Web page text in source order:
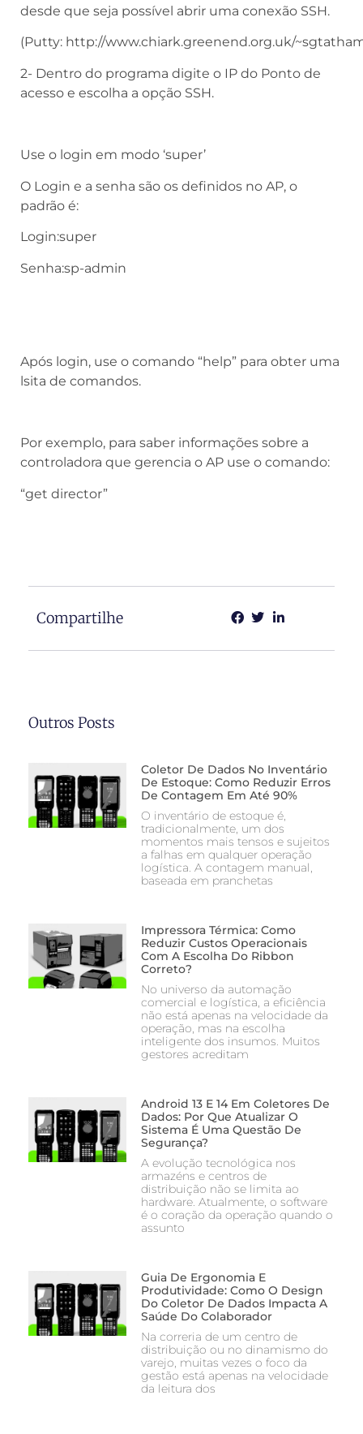
desde que seja possível abrir uma conexão SSH.
(Putty: http://www.chiark.greenend.org.uk/
2- Dentro do programa digite o IP do Ponto de
acesso e escolha a opção SSH.
Use o login em modo ‘super’
O Login e a senha são os definidos no AP, o
padrão é:
Login:super
Senha:sp-admin
Após login, use o comando “help” para obter uma
lsita de comandos.
Por exemplo, para saber informações sobre a
controladora que gerencia o AP use o comando:
“get director”
Compartilhe
Outros Posts
Coletor De Dados No Inventário
De Estoque: Como Reduzir Erros
De Contagem Em Até 90%
O inventário de estoque é,
tradicionalmente, um dos
momentos mais tensos e sujeitos
a falhas em qualquer operação
logística. A contagem manual,
baseada em pranchetas
Impressora Térmica: Como
Reduzir Custos Operacionais
Com A Escolha Do Ribbon
Correto?
No universo da automação
comercial e logística, a eficiência
não está apenas na velocidade da
operação, mas na escolha
inteligente dos insumos. Muitos
gestores acreditam
Android 13 E 14 Em Coletores De
Dados: Por Que Atualizar O
Sistema É Uma Questão De
Segurança?
A evolução tecnológica nos
armazéns e centros de
distribuição não se limita ao
hardware. Atualmente, o software
é o coração da operação quando o
assunto
Guia De Ergonomia E
Produtividade: Como O Design
Do Coletor De Dados Impacta A
Saúde Do Colaborador
Na correria de um centro de
distribuição ou no dinamismo do
varejo, muitas vezes o foco da
gestão está apenas na velocidade
da leitura dos